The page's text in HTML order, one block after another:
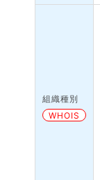
組織種別
WHOIS